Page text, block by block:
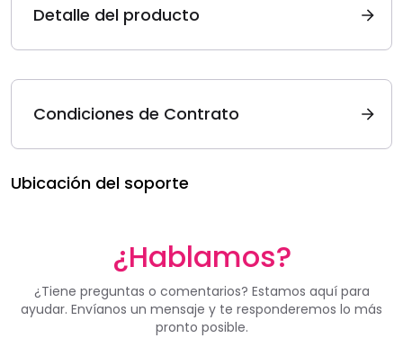
Detalle del producto
Condiciones de Contrato
Ubicación del soporte
¿Hablamos?
¿Tiene preguntas o comentarios? Estamos aquí para
ayudar. Envíanos un mensaje y te responderemos lo más
pronto posible.